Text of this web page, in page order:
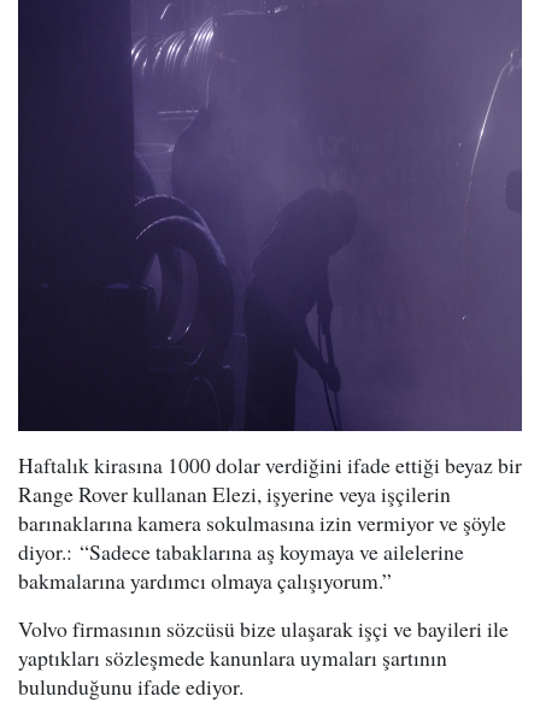
Haftalık kirasına 1000 dolar verdiğini ifade ettiği beyaz bir
Range Rover kullanan Elezi, işyerine veya işçilerin
barınaklarına kamera sokulmasına izin vermiyor ve şöyle
diyor.: “Sadece tabaklarına aş koymaya ve ailelerine
bakmalarına yardımcı olmaya çalışıyorum.”
Volvo firmasının sözcüsü bize ulaşarak işçi ve bayileri ile
yaptıkları sözleşmede kanunlara uymaları şartının
bulunduğunu ifade ediyor.